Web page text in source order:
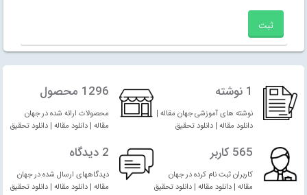
1 نوشته
نوشته های آموزشی جهان مقاله |
دانلود مقاله | دانلود تحقیق
1296 محصول
محصولات ارائه شده در جهان
مقاله | دانلود مقاله | دانلود تحقیق
565 کاربر
کاربران ثبت نام کرده در جهان
مقاله | دانلود مقاله | دانلود تحقیق
2 دیدگاه
دیدگاههای ارسال شده در جهان
مقاله | دانلود مقاله | دانلود تحقیق